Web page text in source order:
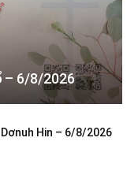
– 6/8/2026
Hin – 6/8/2026